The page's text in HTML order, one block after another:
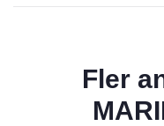
Fler